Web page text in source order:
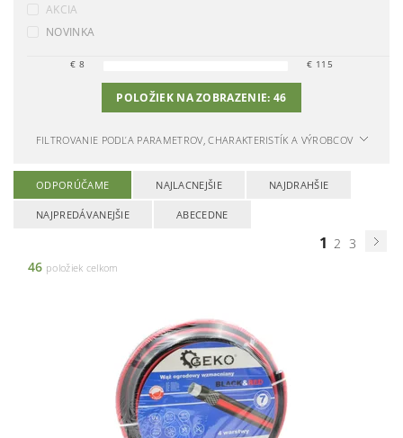
AKCIA
NOVINKA
€8 € 115
POLOŽIEK NA ZOBRAZENIE:46
FILTROVANIE PODĽA PARAMETROV, CHARAKTERISTÍK A VÝROBCOV
ODPORÚČAME NAJLACNEJŠIE NAJDRAHŠIE
NAJPREDÁVANEJŠIE ABECEDNE
1 2 3
46 položiek celkom